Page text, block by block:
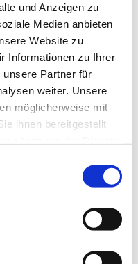
und Anzeigen zu
Medien anbieten
Website zu
Informationen zu Ihrer
unsere Partner für
weiter. Unsere
möglicherweise mit
ihnen bereitgestellt